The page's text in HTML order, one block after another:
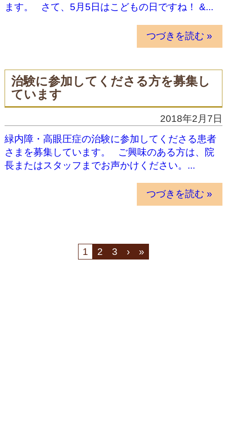
ます。 さて、5月5日はこどもの日ですね！ &...
つづきを読む »
治験に参加してくださる方を募集し
ています
2018年2月7日
緑内障・高眼圧症の治験に参加してくださる患者
さまを募集しています。 ご興味のある方は、院
長またはスタッフまでお声かけください。...
つづきを読む »
1 2 3 › »